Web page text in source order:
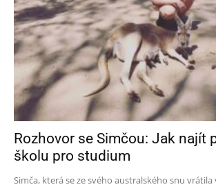
Rozhovor se Simčou: Jak najít
školu pro studium
Simča, která se ze svého australského snu vrátila